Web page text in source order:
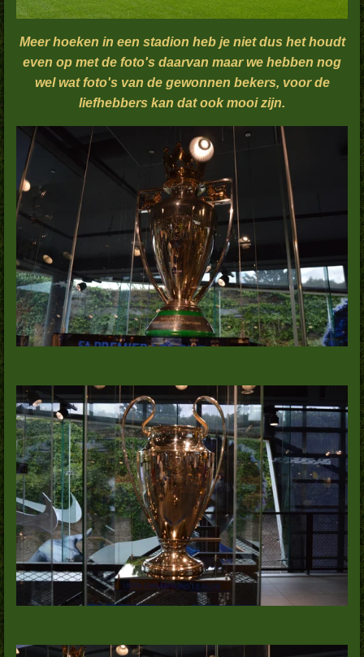
Meer hoeken in een stadion heb je niet dus het houdt
even op met de foto's daarvan maar we hebben nog
wel wat foto's van de gewonnen bekers, voor de
liefhebbers kan dat ook mooi zijn.